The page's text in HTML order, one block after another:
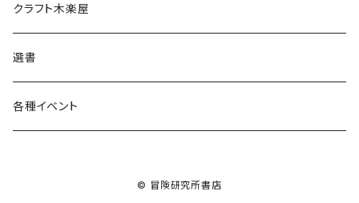
食料品
その他
書籍
ウェア
クラフト木楽屋
選書
各種イベント
© 冒険研究所書店